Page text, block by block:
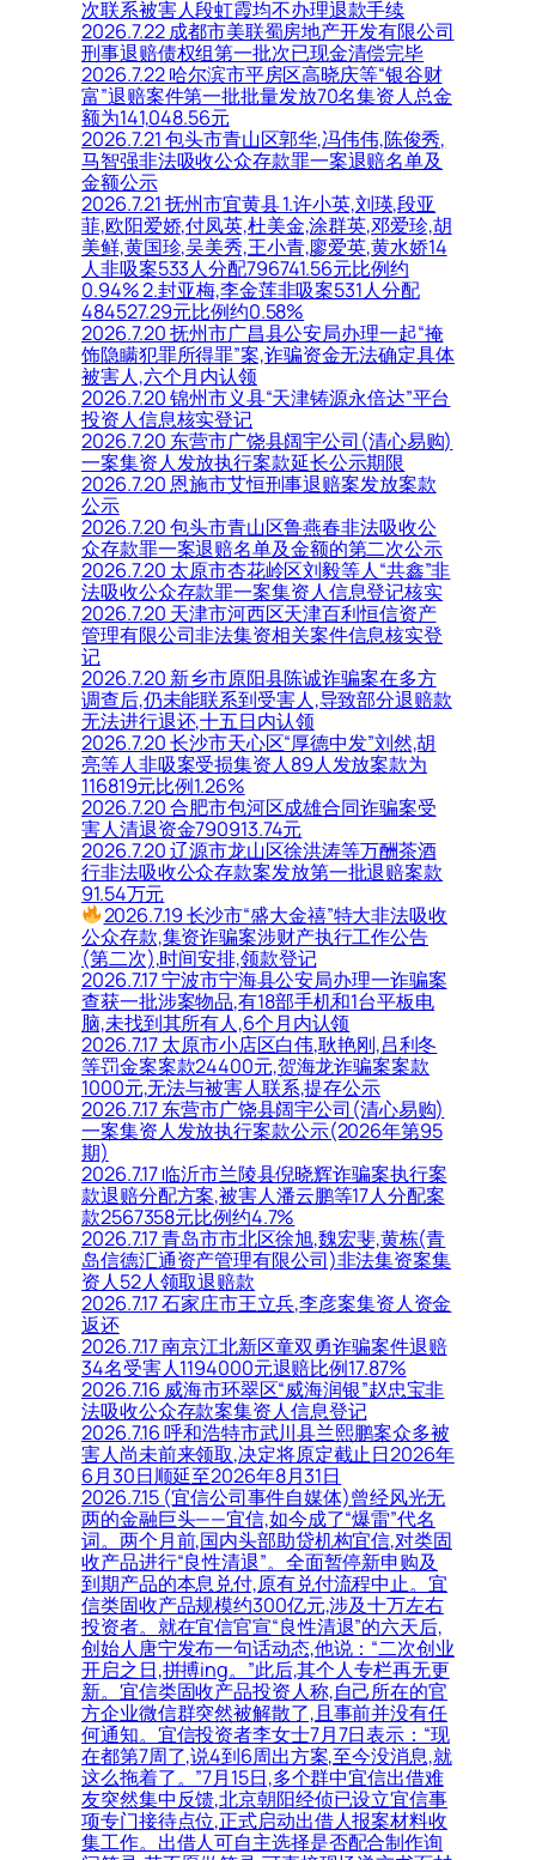
次联系被害人段虹霞均不办理退款手续
2026.7.22 成都市美联蜀房地产开发有限公司
刑事退赔债权组第一批次已现金清偿完毕
2026.7.22 哈尔滨市平房区高晓庆等“银谷财
富”退赔案件第一批批量发放70名集资人总金
额为141,048.56元
2026.7.21 包头市青山区郭华,冯伟伟,陈俊秀,
马智强非法吸收公众存款罪一案退赔名单及
金额公示
2026.7.21 抚州市宜黄县 1.许小英,刘瑛,段亚
菲,欧阳爱娇,付凤英,杜美金,涂群英,邓爱珍,胡
美鲜,黄国珍,吴美秀,王小青,廖爱英,黄水娇14
人非吸案533人分配796741.56元比例约
0.94% 2.封亚梅,李金莲非吸案531人分配
484527.29元比例约0.58%
2026.7.20 抚州市广昌县公安局办理一起“掩
饰隐瞒犯罪所得罪”案,诈骗资金无法确定具体
被害人,六个月内认领
2026.7.20 锦州市义县“天津铸源永倍达”平台
投资人信息核实登记
2026.7.20 东营市广饶县阔宇公司(清心易购)
一案集资人发放执行案款延长公示期限
2026.7.20 恩施市艾恒刑事退赔案发放案款
公示
2026.7.20 包头市青山区鲁燕春非法吸收公
众存款罪一案退赔名单及金额的第二次公示
2026.7.20 太原市杏花岭区刘毅等人“共鑫”非
法吸收公众存款罪一案集资人信息登记核实
2026.7.20 天津市河西区天津百利恒信资产
管理有限公司非法集资相关案件信息核实登
记
2026.7.20 新乡市原阳县陈诚诈骗案在多方
调查后,仍未能联系到受害人,导致部分退赔款
无法进行退还,十五日内认领
2026.7.20 长沙市天心区“厚德中发”刘然,胡
亮等人非吸案受损集资人89人发放案款为
116819元比例1.26%
2026.7.20 合肥市包河区成雄合同诈骗案受
害人清退资金790913.74元
2026.7.20 辽源市龙山区徐洪涛等万酬茶酒
行非法吸收公众存款案发放第一批退赔案款
91.54万元
2026.7.19 长沙市“盛大金禧”特大非法吸收
公众存款,集资诈骗案涉财产执行工作公告
(第二次),时间安排,领款登记
2026.7.17 宁波市宁海县公安局办理一诈骗案
查获一批涉案物品,有18部手机和1台平板电
脑,未找到其所有人,6个月内认领
2026.7.17 太原市小店区白伟,耿艳刚,吕利冬
等罚金案案款24400元,贺海龙诈骗案案款
1000元,无法与被害人联系,提存公示
2026.7.17 东营市广饶县阔宇公司(清心易购)
一案集资人发放执行案款公示(2026年第95
期)
2026.7.17 临沂市兰陵县倪晓辉诈骗案执行案
款退赔分配方案,被害人潘云鹏等17人分配案
款2567358元比例约4.7%
2026.7.17 青岛市市北区徐旭,魏宏斐,黄栋(青
岛信德汇通资产管理有限公司)非法集资案集
资人52人领取退赔款
2026.7.17 石家庄市王立兵,李彦案集资人资金
返还
2026.7.17 南京江北新区童双勇诈骗案件退赔
34名受害人1194000元退赔比例17.87%
2026.7.16 威海市环翠区“威海润银”赵忠宝非
法吸收公众存款案集资人信息登记
2026.7.16 呼和浩特市武川县兰熙鹏案众多被
害人尚未前来领取,决定将原定截止日2026年
6月30日顺延至2026年8月31日
2026.7.15 (宜信公司事件自媒体)曾经风光无
两的金融巨头——宜信,如今成了“爆雷”代名
词。两个月前,国内头部助贷机构宜信,对类固
收产品进行“良性清退”。全面暂停新申购及
到期产品的本息兑付,原有兑付流程中止。宜
信类固收产品规模约300亿元,涉及十万左右
投资者。就在宜信官宣“良性清退”的六天后,
创始人唐宁发布一句话动态,他说：“二次创业
开启之日,拼搏ing。”此后,其个人专栏再无更
新。宜信类固收产品投资人称,自己所在的官
方企业微信群突然被解散了,且事前并没有任
何通知。宜信投资者李女士7月7日表示：“现
在都第7周了,说4到6周出方案,至今没消息,就
这么拖着了。”7月15日,多个群中宜信出借难
友突然集中反馈,北京朝阳经侦已设立宜信事
项专门接待点位,正式启动出借人报案材料收
集工作。出借人可自主选择是否配合制作询